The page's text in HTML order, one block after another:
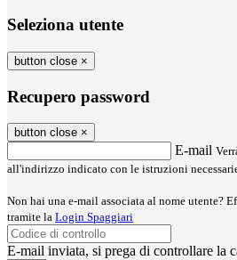
Seleziona utente
button close ×
Recupero password
button close ×
E-mail
all'indirizzo indicato con le istruzioni
Non hai una e-mail associata al nome utente?
tramite la Login Spaggiari
E-mail inviata, si prega di controllare la